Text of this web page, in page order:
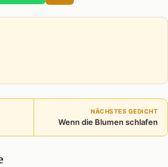
NÄCHSTES GEDICHT
Wenn die Blumen schlafen